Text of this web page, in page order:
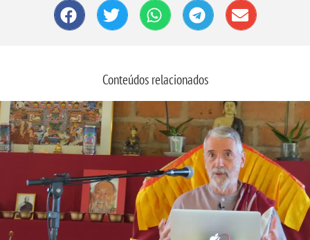
Conteúdos relacionados